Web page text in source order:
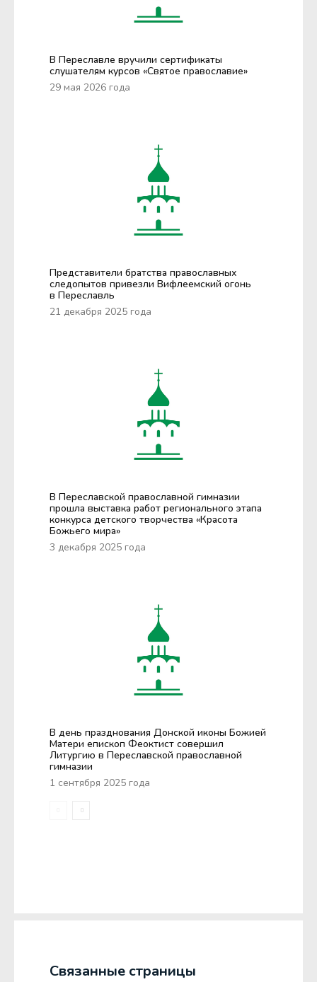
В Переславле вручили сертификаты
слушателям курсов «Святое православие»
29 мая 2026 года
Представители братства православных
следопытов привезли Вифлеемский огонь
в Переславль
21 декабря 2025 года
В Переславской православной гимназии
прошла выставка работ регионального этапа
конкурса детского творчества «Красота
Божьего мира»
3 декабря 2025 года
В день празднования Донской иконы Божией
Матери епископ Феоктист совершил
Литургию в Переславской православной
гимназии
1 сентября 2025 года
Связанные страницы